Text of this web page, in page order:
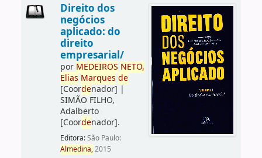
Direito dos
negócios
aplicado: do
direito
empresarial/
por MEDEIROS NETO,
Elias Marques de
[Coordenador] |
SIMÃO FILHO,
Adalberto
[Coordenador].
Editora:São Paulo:
Almedina,2015